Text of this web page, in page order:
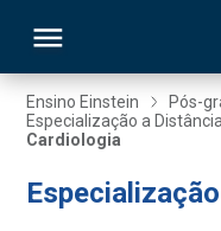
Ensino Einstein Pós-
Especialização a Distância
Cardiologia